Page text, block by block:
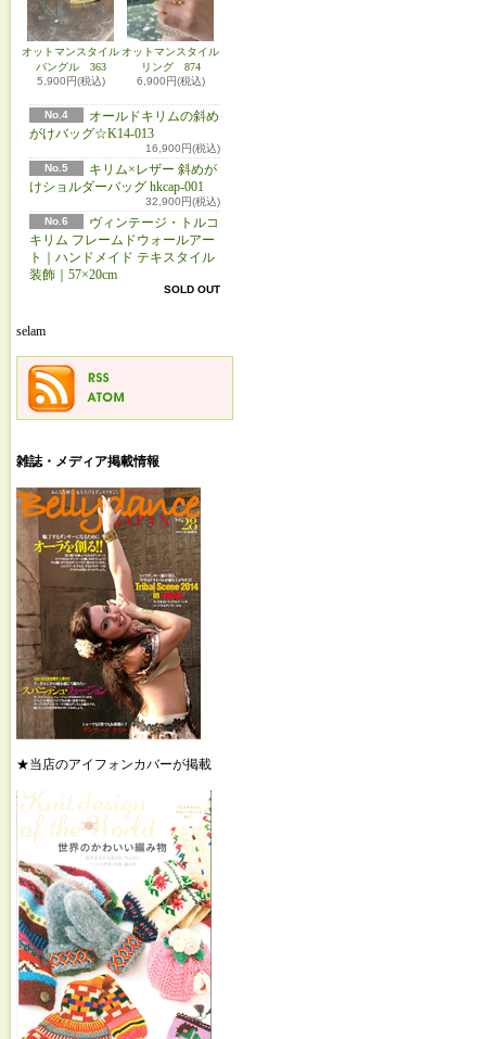
オットマンスタイル
バングル 363
5,900円(税込)
オットマンスタイル
リング 874
6,900円(税込)
No.4
オールドキリムの斜め
がけバッグ☆K14-013
16,900円(税込)
No.5
キリム×レザー 斜めが
けショルダーバッグ hkcap-001
32,900円(税込)
No.6
ヴィンテージ・トルコ
キリム フレームドウォールアー
ト｜ハンドメイド テキスタイル
装飾｜57×20cm
SOLD OUT
selam
雑誌・メディア掲載情報
★当店のアイフォンカバーが掲載